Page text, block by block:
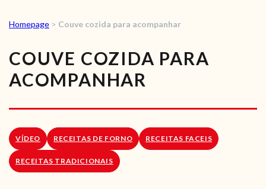
RECEITAS
VÍDEOS
RECEITAS VEGGIE
LOJA ONLINE
Homepage > Couve cozida para acompanhar
COUVE COZIDA PARA
ACOMPANHAR
VÍDEO RECEITAS DE FORNO RECEITAS FACEIS
RECEITAS TRADICIONAIS